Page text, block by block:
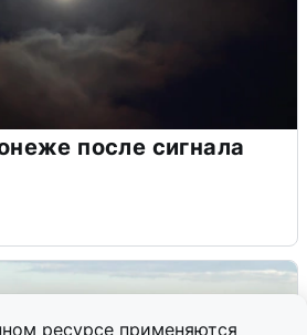
ресурсе применяются
после сигнала